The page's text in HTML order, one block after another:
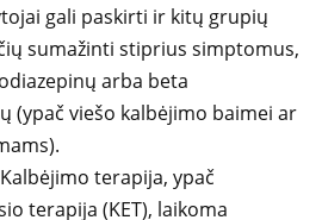
gali paskirti ir kitų grupių
sumažinti stiprius simptomus,
arba beta
(ypač viešo kalbėjimo baimei ar
terapija, ypač
terapija (KET), laikoma